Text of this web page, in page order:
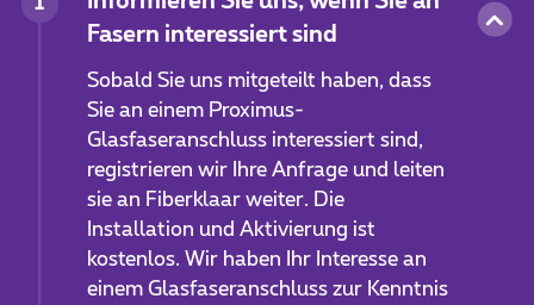
1
Fasern interessiert sind
Sobald Sie uns mitgeteilt haben, dass
Sie an einem Proximus-
Glasfaseranschluss interessiert sind,
registrieren wir Ihre Anfrage und leiten
sie an Fiberklaar weiter. Die
Installation und Aktivierung ist
kostenlos. Wir haben Ihr Interesse an
einem Glasfaseranschluss zur Kenntnis